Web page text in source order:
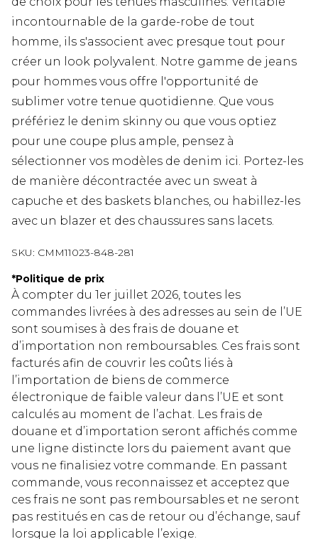
incontournable de la garde-robe de tout
homme, ils s'associent avec presque tout pour
créer un look polyvalent. Notre gamme de jeans
pour hommes vous offre l'opportunité de
sublimer votre tenue quotidienne. Que vous
préfériez le denim skinny ou que vous optiez
pour une coupe plus ample, pensez à
sélectionner vos modèles de denim ici. Portez-les
de manière décontractée avec un sweat à
capuche et des baskets blanches, ou habillez-les
avec un blazer et des chaussures sans lacets.
SKU: CMM11023-848-281
*Politique de prix
À compter du 1er juillet 2026, toutes les
commandes livrées à des adresses au sein de l’UE
sont soumises à des frais de douane et
d’importation non remboursables. Ces frais sont
facturés afin de couvrir les coûts liés à
l’importation de biens de commerce
électronique de faible valeur dans l’UE et sont
calculés au moment de l’achat. Les frais de
douane et d’importation seront affichés comme
une ligne distincte lors du paiement avant que
vous ne finalisiez votre commande. En passant
commande, vous reconnaissez et acceptez que
ces frais ne sont pas remboursables et ne seront
pas restitués en cas de retour ou d’échange, sauf
lorsque la loi applicable l’exige.